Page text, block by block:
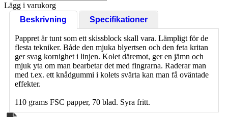
Lägg i varukorg
Beskrivning
Specifikationer
Pappret är tunt som ett skissblock skall vara. Lämpligt för de
flesta tekniker. Både den mjuka blyertsen och den feta kritan
ger svag kornighet i linjen. Kolet däremot, ger en jämn och
mjuk yta om man bearbetar det med fingrarna. Raderar man
med t.ex. ett knådgummi i kolets svärta kan man få oväntade
effekter.
110 grams FSC papper, 70 blad. Syra fritt.